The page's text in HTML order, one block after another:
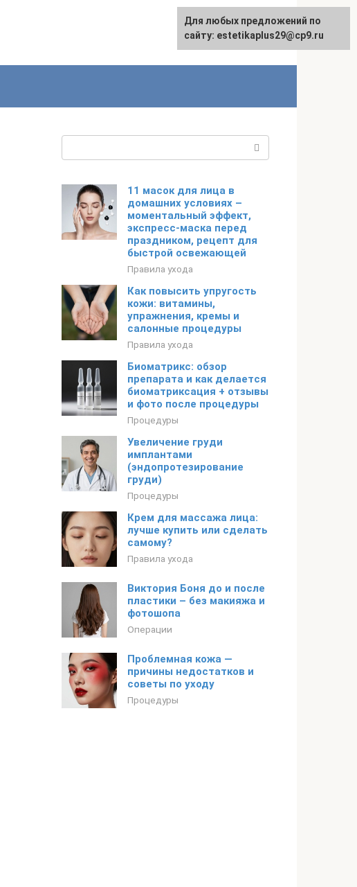
11 масок для лица в
домашних условиях –
моментальный эффект,
экспресс-маска перед
праздником, рецепт для
быстрой освежающей
Правила ухода
Как повысить упругость
кожи: витамины,
упражнения, кремы и
салонные процедуры
Правила ухода
Биоматрикс: обзор
препарата и как делается
биоматриксация + отзывы
и фото после процедуры
Процедуры
Увеличение груди
имплантами
(эндопротезирование
груди)
Процедуры
Крем для массажа лица:
лучше купить или сделать
самому?
Правила ухода
Виктория Боня до и после
пластики – без макияжа и
фотошопа
Операции
Проблемная кожа —
причины недостатков и
советы по уходу
Процедуры
Для любых предложений по
сайту: estetikaplus29@cp9.ru